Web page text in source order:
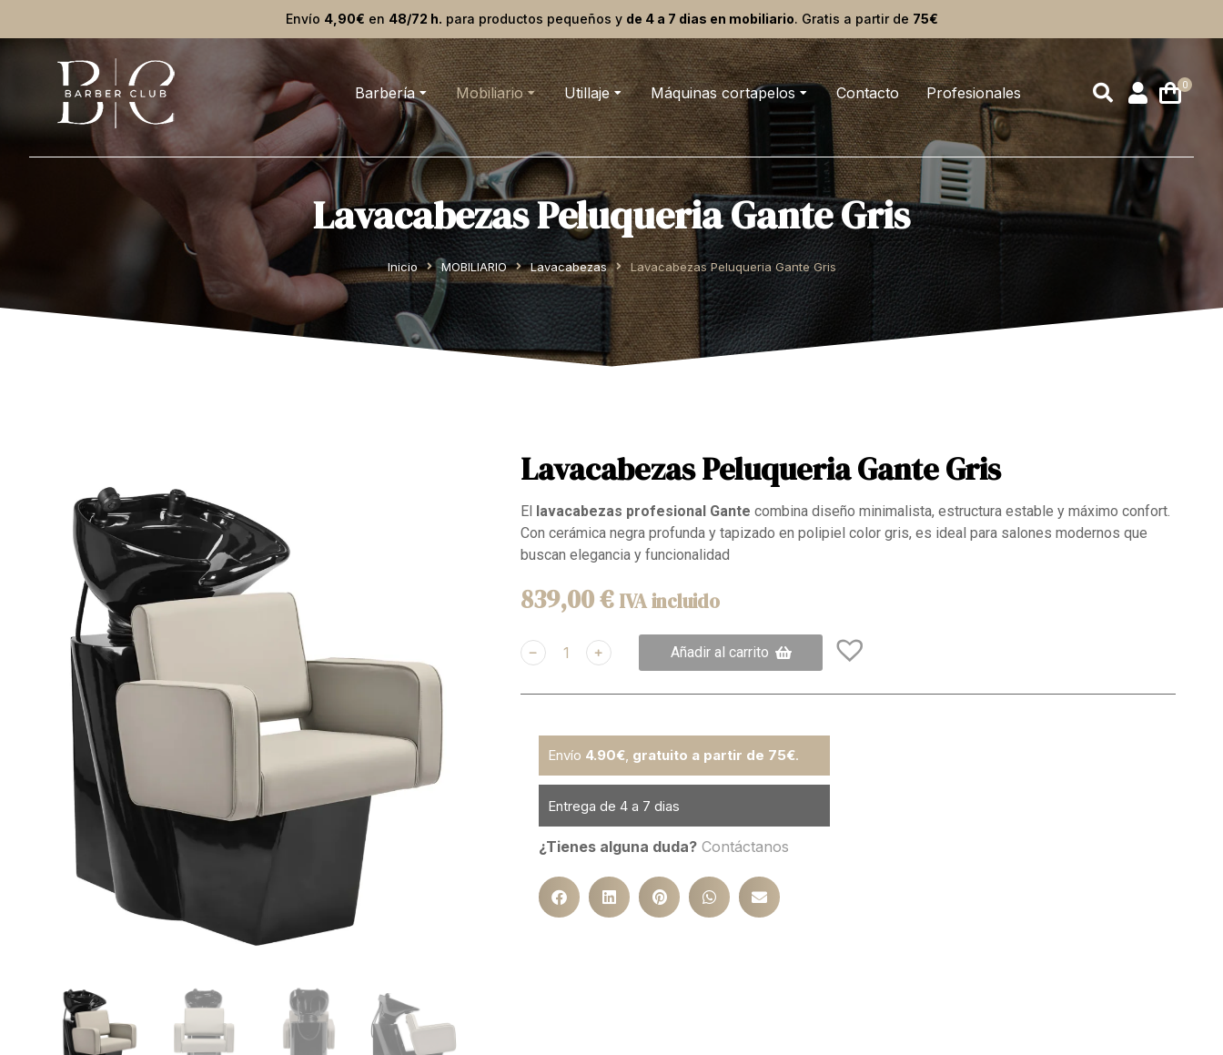
Envío 4,90€ en 48/72 h. para productos pequeños y de 4 a 7 dias en mobiliario. Gratis a partir de 75€
Barbería Mobiliario Utillaje Máquinas cortapelos Contacto Profesionales
Lavacabezas Peluqueria Gante Gris
Inicio MOBILIARIO Lavacabezas Lavacabezas Peluqueria Gante Gris
Lavacabezas Peluqueria Gante Gris
El lavacabezas profesional Gante combina diseño minimalista, estructura estable y máximo confort.
Con cerámica negra profunda y tapizado en polipiel color gris, es ideal para salones modernos que
buscan elegancia y funcionalidad
839,00€ IVA incluido
﹣ ﹢ Añadir al carrito
Envío 4.90€, gratuito a partir de 75€.
Entrega de 4 a 7 dias
¿Tienes alguna duda? Contáctanos